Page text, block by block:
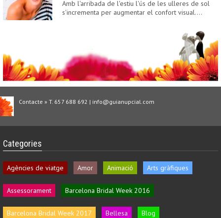
Amb l'arribada de l'estiu l'ús de les ulleres de sol
s'incrementa per augmentar el confort visual.…
Contacte » T. 657 688 692 | info@guianupcial.com
Categories
Agències de viatge Amor Animació Arts gràfiques
Assessorament Barcelona Bridal Week 2016
Barcelona Bridal Week 2017 Bellesa Blog